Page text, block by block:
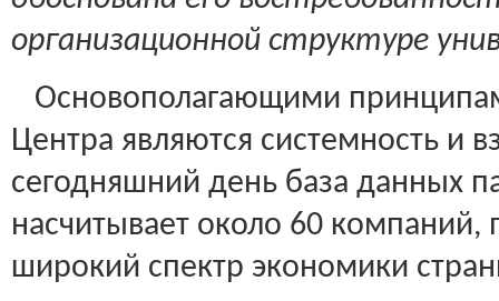
организационной структуре
Основополагающими
Центра являются системность и
сегодняшний день база данных
насчитывает около 60
широкий спектр экономики